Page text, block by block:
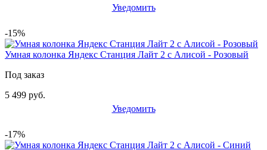
Уведомить
-15%
Умная колонка Яндекс Станция Лайт 2 с Алисой - Розовый
Под заказ
5 499 руб.
Уведомить
-17%